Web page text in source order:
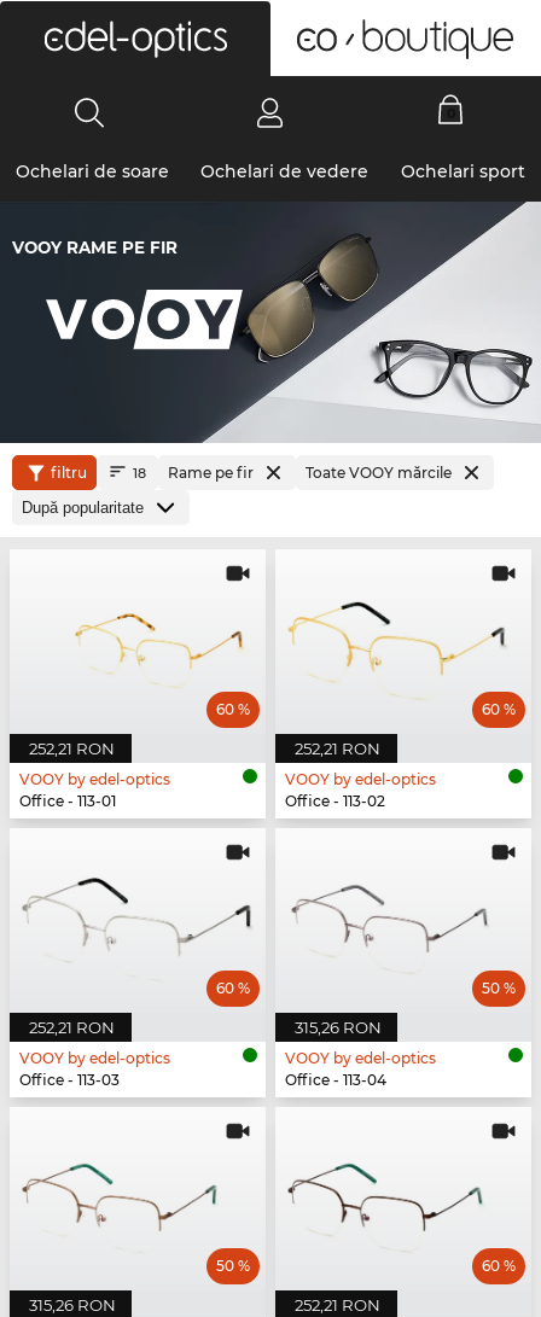
Ochelari de soare Ochelari de vedere Ochelari sport
VOOY RAME PE FIR
filtru 18 Rame pe fir Toate VOOY mărcile
252,21 RON
60 %
VOOY by edel-optics
Office - 113-01
252,21 RON
60 %
VOOY by edel-optics
Office - 113-02
252,21 RON
60 %
VOOY by edel-optics
Office - 113-03
315,26 RON
50 %
VOOY by edel-optics
Office - 113-04
315,26 RON
50 %
252,21 RON
60 %